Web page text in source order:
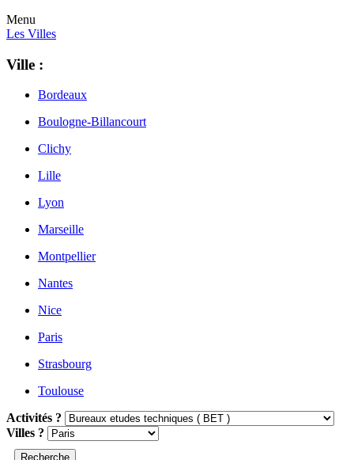
Menu
Les Villes
Ville :
Bordeaux
Boulogne-Billancourt
Clichy
Lille
Lyon
Marseille
Montpellier
Nantes
Nice
Paris
Strasbourg
Toulouse
Activités ?
Villes ?